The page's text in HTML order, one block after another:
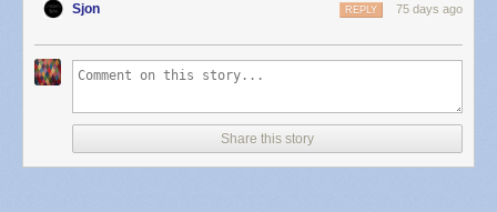
Sjon 75 days ago
REPLY
Share this story